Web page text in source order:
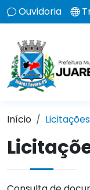
Ouvidoria
Início Licitações